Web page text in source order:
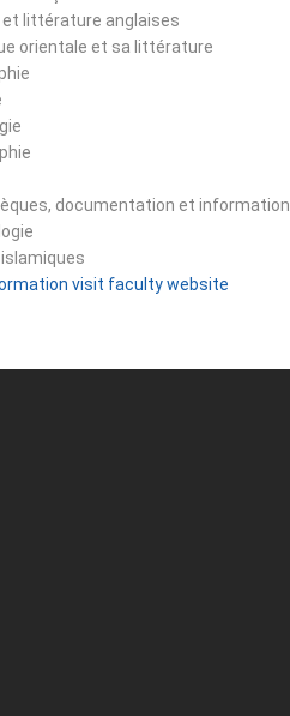
et littérature anglaises
orientale et sa littérature
documentation et information
visit faculty website